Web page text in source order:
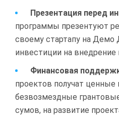
Презентация перед
программы презентуют
своему стартапу на Демо
инвестиции на внедрение
Финансовая
проектов получат
безвозмездные
сумов, на развитие